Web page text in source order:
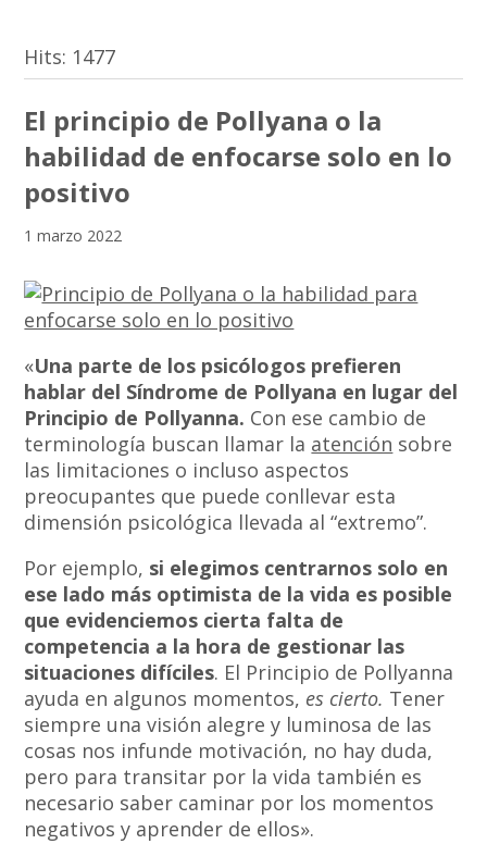
Hits: 1477
El principio de Pollyana o la
habilidad de enfocarse solo en lo
positivo
1 marzo 2022
«Una parte de los psicólogos prefieren
hablar del Síndrome de Pollyana en lugar del
Principio de Pollyanna. Con ese cambio de
terminología buscan llamar la atención sobre
las limitaciones o incluso aspectos
preocupantes que puede conllevar esta
dimensión psicológica llevada al “extremo”.
Por ejemplo, si elegimos centrarnos solo en
ese lado más optimista de la vida es posible
que evidenciemos cierta falta de
competencia a la hora de gestionar las
situaciones difíciles. El Principio de Pollyanna
ayuda en algunos momentos, es cierto. Tener
siempre una visión alegre y luminosa de las
cosas nos infunde motivación, no hay duda,
pero para transitar por la vida también es
necesario saber caminar por los momentos
negativos y aprender de ellos».